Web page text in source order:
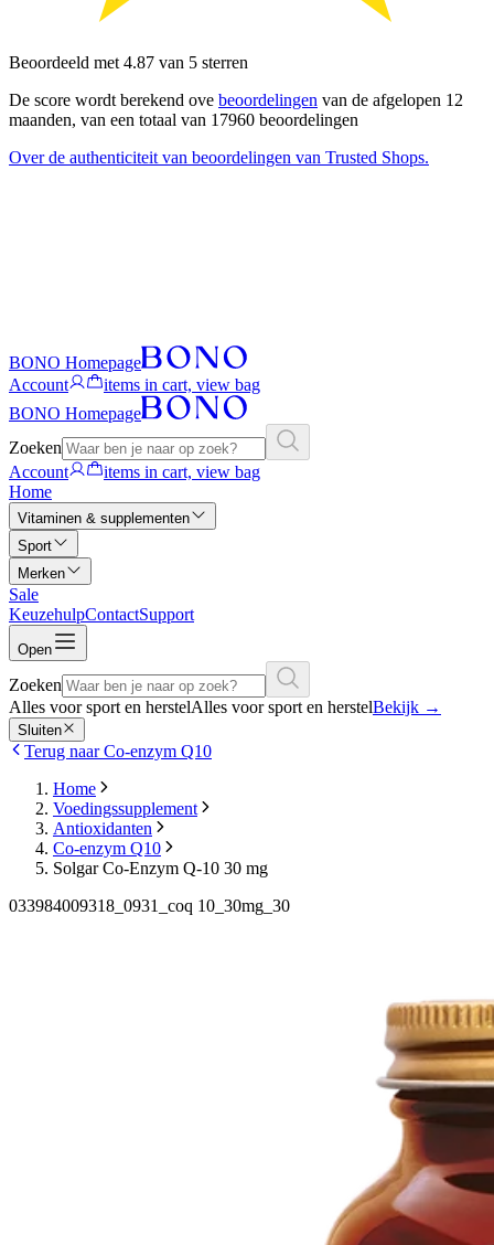
Beoordeeld met 4.87 van 5 sterren
De score wordt berekend ove beoordelingen van de afgelopen 12
maanden, van een totaal van 17960 beoordelingen
Over de authenticiteit van beoordelingen van Trusted Shops.
BONO Homepage
Account
items in cart, view bag
BONO Homepage
Zoeken
Account
items in cart, view bag
Home
Vitaminen & supplementen
Sport
Merken
Sale
KeuzehulpContactSupport
Open
Zoeken
Alles voor sport en herstelAlles voor sport en herstelBekijk →
Sluiten
Terug naar Co-enzym Q10
Home
Voedingssupplement
Antioxidanten
Co-enzym Q10
Solgar Co-Enzym Q-10 30 mg
033984009318_0931_coq 10_30mg_30